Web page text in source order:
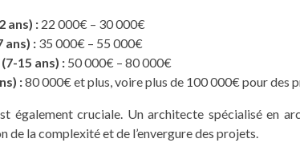
ans) : 22 000€ – 30 000€
ans) : 35 000€ – 55 000€
15 ans) : 50 000€ – 80 000€
:80 000€ et plus, voire plus de 100 000€ pour des
également cruciale. Un architecte spécialisé en
de la complexité et de l’envergure des projets.